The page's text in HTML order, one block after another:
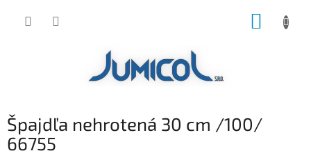
Špajdľa nehrotená 30 cm /100/
66755